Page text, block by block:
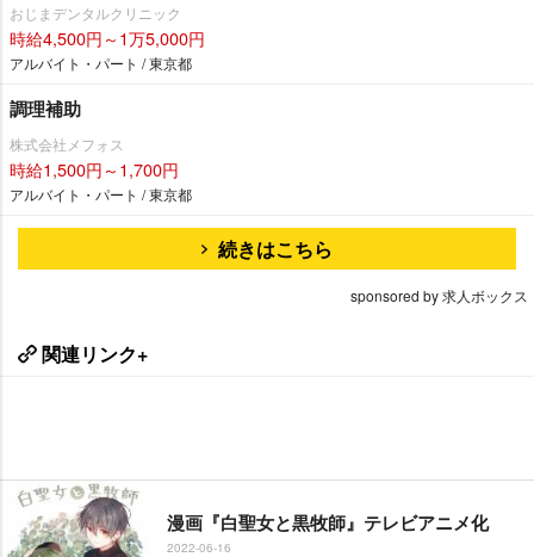
おじまデンタルクリニック
時給4,500円～1万5,000円
アルバイト・パート / 東京都
調理補助
株式会社メフォス
時給1,500円～1,700円
アルバイト・パート / 東京都
続きはこちら
sponsored by 求人ボックス
関連リンク+
漫画『白聖女と黒牧師』テレビアニメ化
2022-06-16